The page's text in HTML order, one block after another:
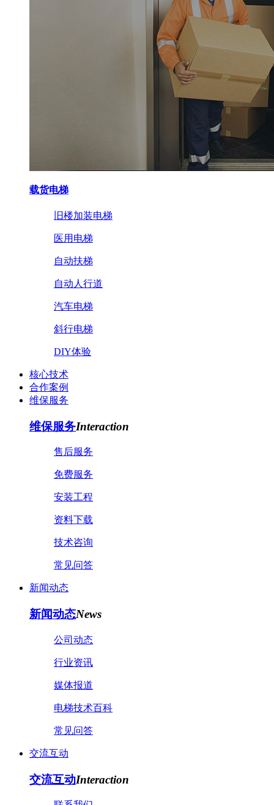
载货电梯
旧楼加装电梯
医用电梯
自动扶梯
自动人行道
汽车电梯
斜行电梯
DIY体验
核心技术
合作案例
维保服务
维保服务Interaction
售后服务
免费服务
安装工程
资料下载
技术咨询
常见问答
新闻动态
新闻动态News
公司动态
行业资讯
媒体报道
电梯技术百科
常见问答
交流互动
交流互动Interaction